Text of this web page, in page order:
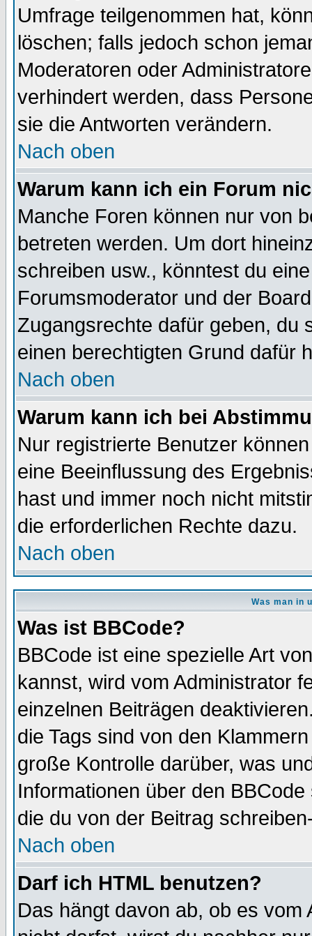
Umfrage teilgenommen hat,
löschen; falls jedoch schon
Moderatoren oder
verhindert werden, dass
sie die Antworten verändern.
Nach oben
Warum kann ich ein Forum
Manche Foren können nur von
betreten werden. Um dort
schreiben usw., könntest du
Forumsmoderator und der
Zugangsrechte dafür geben, du
einen berechtigten Grund dafür
Nach oben
Warum kann ich bei
Nur registrierte Benutzer
eine Beeinflussung des
hast und immer noch nicht
die erforderlichen Rechte dazu.
Nach oben
Was man in
Was ist BBCode?
BBCode ist eine spezielle Art
kannst, wird vom Administrator
einzelnen Beiträgen
die Tags sind von den
große Kontrolle darüber, was
Informationen über den
die du von der Beitrag
Nach oben
Darf ich HTML benutzen?
Das hängt davon ab, ob es